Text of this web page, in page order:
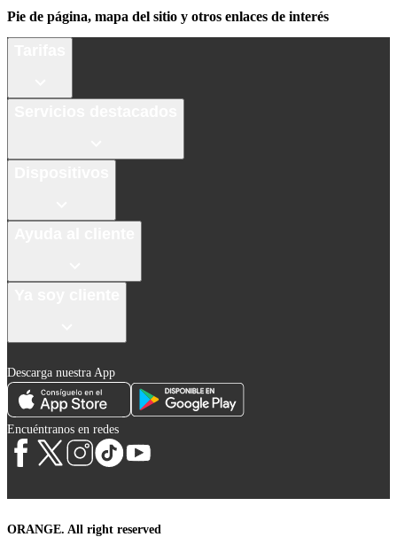
Pie de página, mapa del sitio y otros enlaces de interés
Descarga nuestra App
Encuéntranos en redes
ORANGE. All right reserved